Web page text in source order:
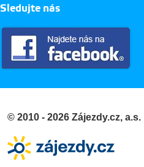
Sledujte nás
© 2010 - 2026 Zájezdy.cz, a.s. |